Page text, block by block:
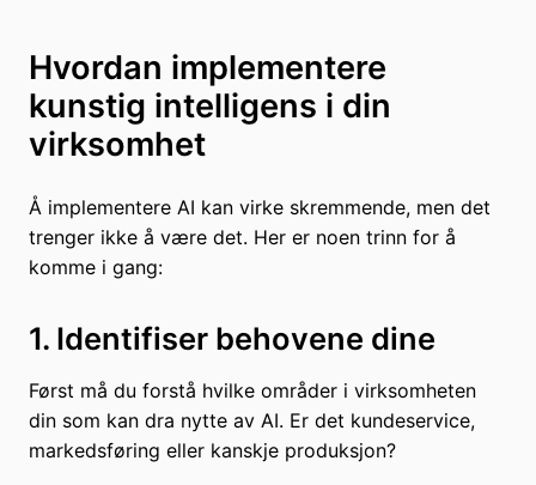
Hvordan implementere
kunstig intelligens i din
virksomhet
Å implementere AI kan virke skremmende, men det
trenger ikke å være det. Her er noen trinn for å
komme i gang:
1. Identifiser behovene dine
Først må du forstå hvilke områder i virksomheten
din som kan dra nytte av AI. Er det kundeservice,
markedsføring eller kanskje produksjon?